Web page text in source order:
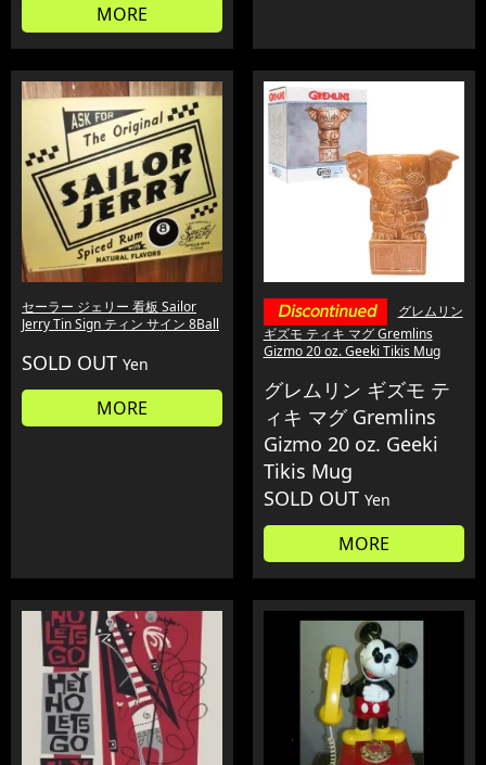
MORE
セーラー ジェリー 看板 Sailor
Jerry Tin Sign ティン サイン 8Ball
SOLD OUT Yen
MORE
グレムリン
ギズモ ティキ マグ Gremlins
Gizmo 20 oz. Geeki Tikis Mug
グレムリン ギズモ テ
ィキ マグ Gremlins
Gizmo 20 oz. Geeki
Tikis Mug
SOLD OUT Yen
MORE